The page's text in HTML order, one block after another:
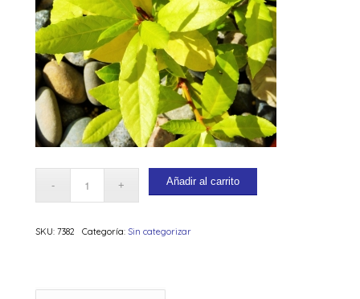
Añadir al carrito
SKU: 7382 Categoría: Sin categorizar